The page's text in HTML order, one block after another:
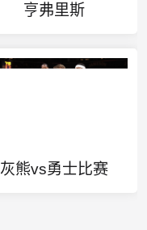
亨弗里斯
灰熊vs勇士比赛